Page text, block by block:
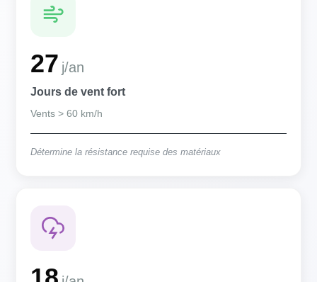
27 j/an
Jours de vent fort
Vents > 60 km/h
Détermine la résistance requise des matériaux